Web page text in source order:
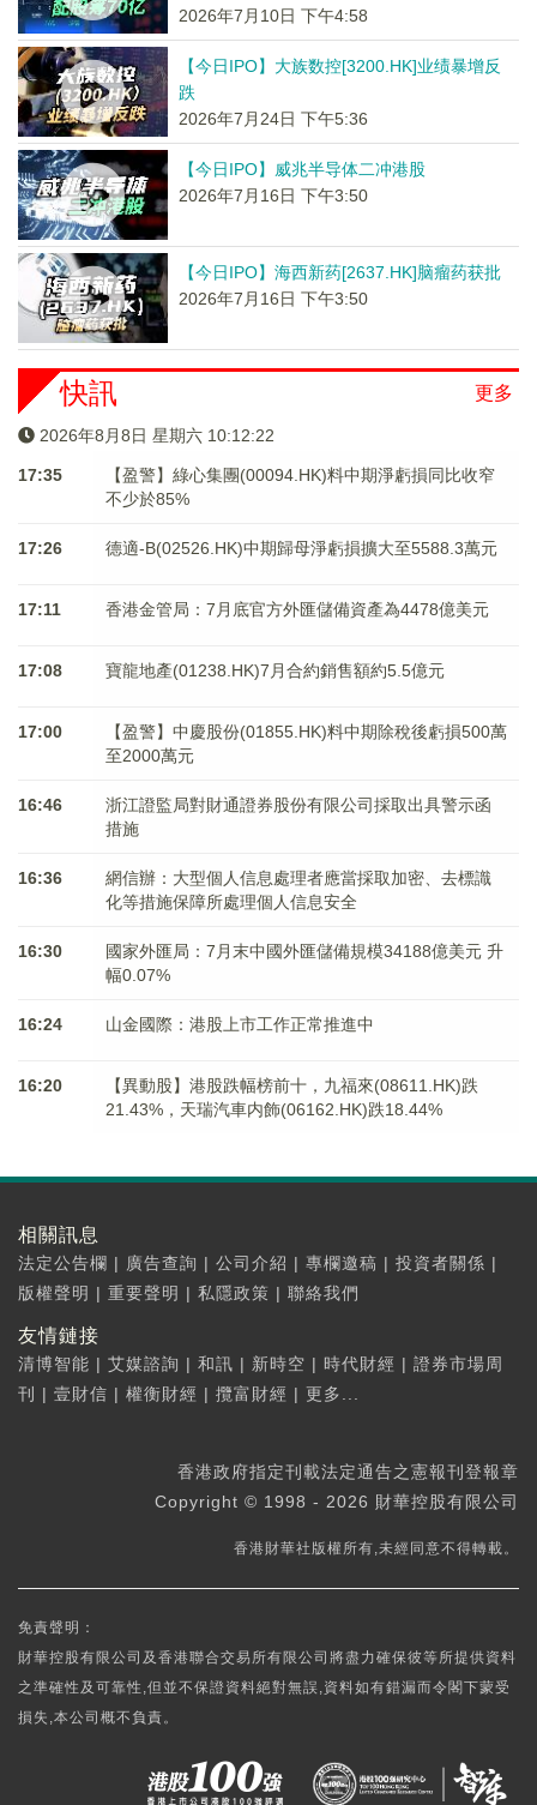
2026年7月10日 下午4:58
【今日IPO】大族数控[3200.HK]业绩暴增反
跌
2026年7月24日 下午5:36
【今日IPO】威兆半导体二冲港股
2026年7月16日 下午3:50
【今日IPO】海西新药[2637.HK]脑瘤药获批
2026年7月16日 下午3:50
更多
快訊
2026年8月8日 星期六 10:12:22
17:35
【盈警】綠心集團(00094.HK)料中期淨虧損同比收窄
不少於85%
17:26 德適-B(02526.HK)中期歸母淨虧損擴大至5588.3萬元
17:11 香港金管局：7月底官方外匯儲備資產為4478億美元
17:08 寶龍地產(01238.HK)7月合約銷售額約5.5億元
17:00
【盈警】中慶股份(01855.HK)料中期除稅後虧損500萬
至2000萬元
16:46
浙江證監局對財通證券股份有限公司採取出具警示函
措施
16:36
網信辦：大型個人信息處理者應當採取加密、去標識
化等措施保障所處理個人信息安全
16:30
國家外匯局：7月末中國外匯儲備規模34188億美元 升
幅0.07%
16:24 山金國際：港股上市工作正常推進中
16:20
【異動股】港股跌幅榜前十，九福來(08611.HK)跌
21.43%，天瑞汽車内飾(06162.HK)跌18.44%
相關訊息
法定公告欄 | 廣告查詢 | 公司介紹 | 專欄邀稿 | 投資者關係 |
版權聲明 | 重要聲明 | 私隱政策 | 聯絡我們
友情鏈接
清博智能 | 艾媒諮詢 | 和訊 | 新時空 | 時代財經 | 證券市場周
刊
| 壹財信 | 權衡財經 | 攬富財經 | 更多...
香港政府指定刊載法定通告之憲報刊登報章
Copyright © 1998 - 2026 財華控股有限公司
香港財華社版權所有,未經同意不得轉載。
免責聲明：
財華控股有限公司及香港聯合交易所有限公司將盡力確保彼等所提供資料
之準確性及可靠性,但並不保證資料絕對無誤,資料如有錯漏而令閣下蒙受
損失,本公司概不負責。